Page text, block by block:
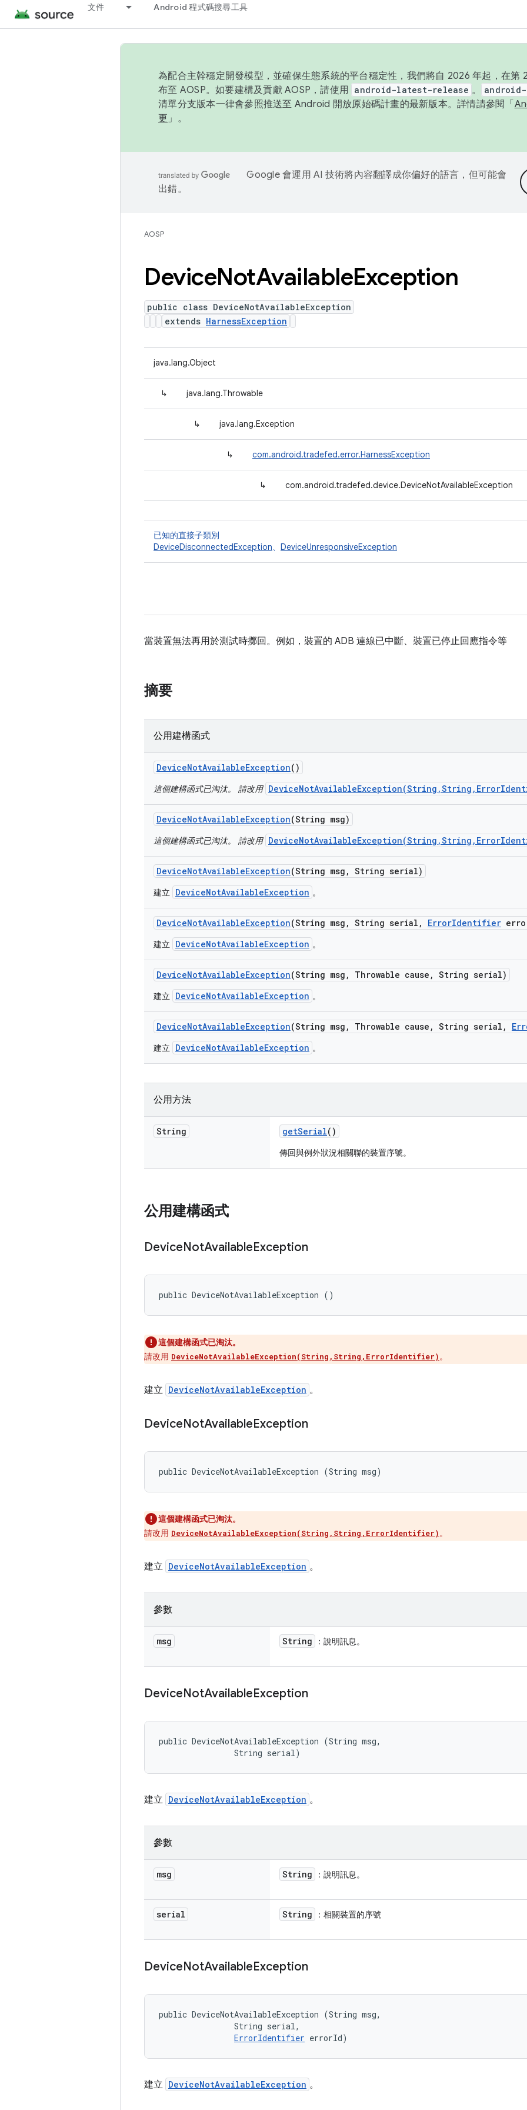
文件 Android 程式碼搜尋工具
為配合主幹穩定開發模型，並確保生態系統的平台穩定性，我們將自 2026 年起，在第
布至 AOSP。如要建構及貢獻 AOSP，請使用 android-latest-release 。
清單分支版本一律會參照推送至 Android 開放原始碼計畫的最新版本。詳情請參閱「
更 」。
Google 會運用 AI 技術將內容翻譯成你偏好的語言，但可能會
出錯。
AOSP
DeviceNotAvailableException
public class DeviceNotAvailableException
extends HarnessException
java.lang.Object
↳ java.lang.Throwable
↳ java.lang.Exception
↳ com.android.tradefed.error.HarnessException
↳ com.android.tradefed.device.DeviceNotAvailableException
已知的直接子類別
DeviceDisconnectedException、 DeviceUnresponsiveException
當裝置無法再用於測試時擲回。例如，裝置的 ADB 連線已中斷、裝置已停止回應指令等
摘要
公用建構函式
DeviceNotAvailableException()
這個建構函式已淘汰。 請改用
DeviceNotAvailableException(String msg)
這個建構函式已淘汰。 請改用
DeviceNotAvailableException(String msg , String serial)
建立 DeviceNotAvailableException 。
DeviceNotAvailableException(String msg , String serial , ErrorIdentifier
建立 DeviceNotAvailableException 。
DeviceNotAvailableException(String msg , Throwable cause , String serial)
建立 DeviceNotAvailableException 。
DeviceNotAvailableException(String msg , Throwable cause , String serial ,
建立 DeviceNotAvailableException 。
公用方法
String getSerial()
傳回與例外狀況相關聯的裝置序號。
公用建構函式
DeviceNotAvailableException
public DeviceNotAvailableException ()
這個建構函式已淘汰。
請改用 DeviceNotAvailableException(String,String,ErrorIdentifier)。
建立 DeviceNotAvailableException 。
DeviceNotAvailableException
public DeviceNotAvailableException (String msg)
這個建構函式已淘汰。
請改用 DeviceNotAvailableException(String,String,ErrorIdentifier)。
建立 DeviceNotAvailableException 。
參數
msg String ：說明訊息。
DeviceNotAvailableException
public DeviceNotAvailableException (String msg,
                String serial)
建立 DeviceNotAvailableException 。
參數
msg String ：說明訊息。
serial String ：相關裝置的序號
DeviceNotAvailableException
public DeviceNotAvailableException (String msg,
                String serial,
ErrorIdentifier errorId)
建立 DeviceNotAvailableException 。